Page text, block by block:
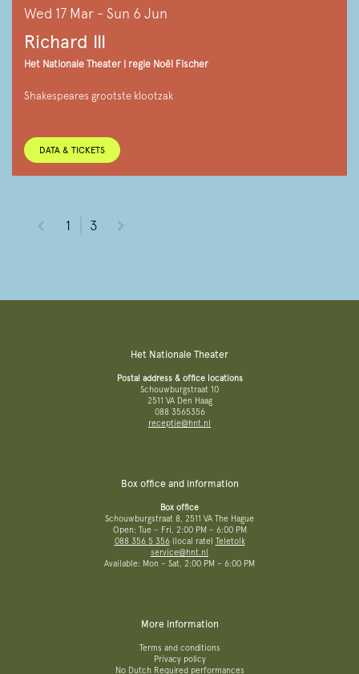
Richard III
Het Nationale Theater | regie Noël Fischer
Shakespeares grootste klootzak
Wed 17 Mar - Sun 6 Jun
DATA & TICKETS
1 3
Het Nationale Theater
Postal address & office locations
Schouwburgstraat 10
2511 VA Den Haag
088 3565356
receptie@hnt.nl
Box office and information
Box office
Schouwburgstraat 8, 2511 VA The Hague
Open: Tue – Fri, 2:00 PM – 6:00 PM
088 356 5 356(local rate) Teletolk
service@hnt.nl
Available: Mon – Sat, 2:00 PM – 6:00 PM
More information
Terms and conditions
Privacy policy
No Dutch Required performances